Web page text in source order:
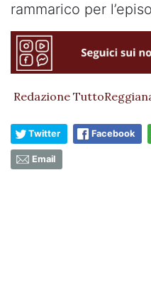
rammarico per
Redazione
Twitter Facebook
Email